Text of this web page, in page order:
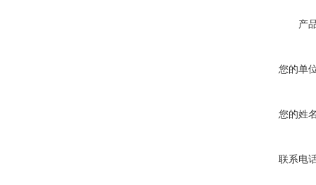
产
您的单
您的姓
联系电